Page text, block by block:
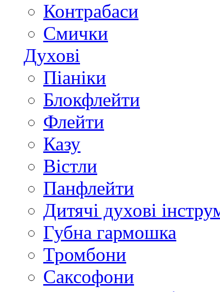
Контрабаси
Смички
Духові
Піаніки
Блокфлейти
Флейти
Казу
Вістли
Панфлейти
Дитячі духові
Губна гармошка
Тромбони
Саксофони